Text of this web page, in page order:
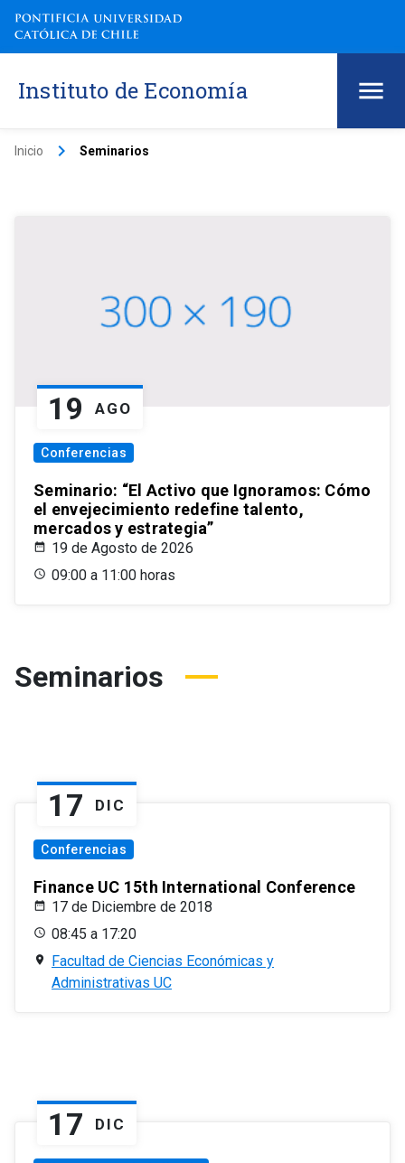
Instituto de Economía
Inicio keyboard_arrow_right Seminarios
19 AGO
Conferencias
Seminario: “El Activo que Ignoramos: Cómo
el envejecimiento redefine talento,
mercados y estrategia”
19 de Agosto de 2026
09:00 a 11:00 horas
Seminarios
17 DIC
Conferencias
Finance UC 15th International Conference
17 de Diciembre de 2018
08:45 a 17:20
Facultad de Ciencias Económicas y
Administrativas UC
17 DIC